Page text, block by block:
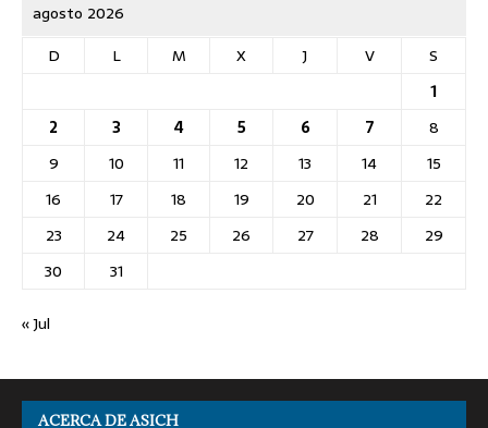
agosto 2026
D
L M X J V
S
1
2
3 4 5 6 7
8
9
10 11 12 13 14
15
16
17 18 19 20 21
22
23
24 25 26 27 28
29
30
31
« Jul
ACERCA DE ASICH